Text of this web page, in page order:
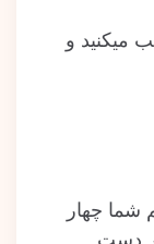
با این کار شما در بازی یک امتیاز کسب می‎کنید و
چهار